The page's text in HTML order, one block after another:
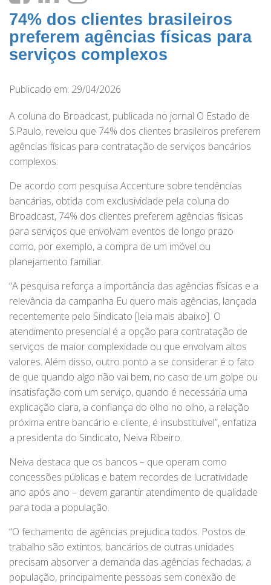
74% dos clientes brasileiros
preferem agências físicas para
serviços complexos
Publicado em: 29/04/2026
A coluna do Broadcast, publicada no jornal O Estado de
S.Paulo, revelou que 74% dos clientes brasileiros preferem
agências físicas para contratação de serviços bancários
complexos.
De acordo com pesquisa Accenture sobre tendências
bancárias, obtida com exclusividade pela coluna do
Broadcast, 74% dos clientes preferem agências físicas
para serviços que envolvam eventos de longo prazo
como, por exemplo, a compra de um imóvel ou
planejamento familiar.
“A pesquisa reforça a importância das agências físicas e a
relevância da campanha Eu quero mais agências, lançada
recentemente pelo Sindicato [leia mais abaixo]. O
atendimento presencial é a opção para contratação de
serviços de maior complexidade ou que envolvam altos
valores. Além disso, outro ponto a se considerar é o fato
de que quando algo não vai bem, no caso de um golpe ou
insatisfação com um serviço, quando é necessária uma
explicação clara, a confiança do olho no olho, a relação
próxima entre bancário e cliente, é insubstituível”, enfatiza
a presidenta do Sindicato, Neiva Ribeiro.
Neiva destaca que os bancos – que operam como
concessões públicas e batem recordes de lucratividade
ano após ano – devem garantir atendimento de qualidade
para toda a população.
“O fechamento de agências prejudica todos. Postos de
trabalho são extintos; bancários de outras unidades
precisam absorver a demanda das agências fechadas; a
população, principalmente pessoas sem conexão de